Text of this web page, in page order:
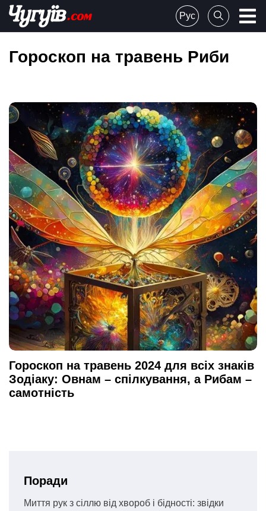
Skip
content
Chuguiv
Рус
Гороскоп на травень Риби
Гороскоп на травень 2024 для всіх знаків
Зодіаку: Овнам – спілкування, а Рибам –
самотність
Поради
Миття рук з сіллю від хвороб і бідності: звідки